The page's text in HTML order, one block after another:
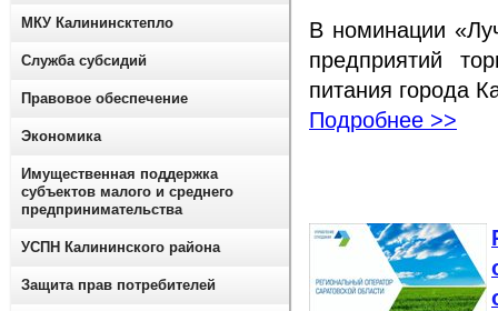
В номинации
предприятий
питания города
Подробнее >>
МКУ Калининсктепло
Служба субсидий
Правовое обеспечение
Экономика
Имущественная поддержка
субъектов малого и среднего
предпринимательства
УСПН Калининского района
Защита прав потребителей